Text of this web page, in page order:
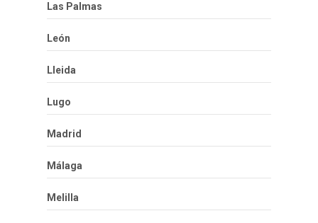
Las Palmas
León
Lleida
Lugo
Madrid
Málaga
Melilla